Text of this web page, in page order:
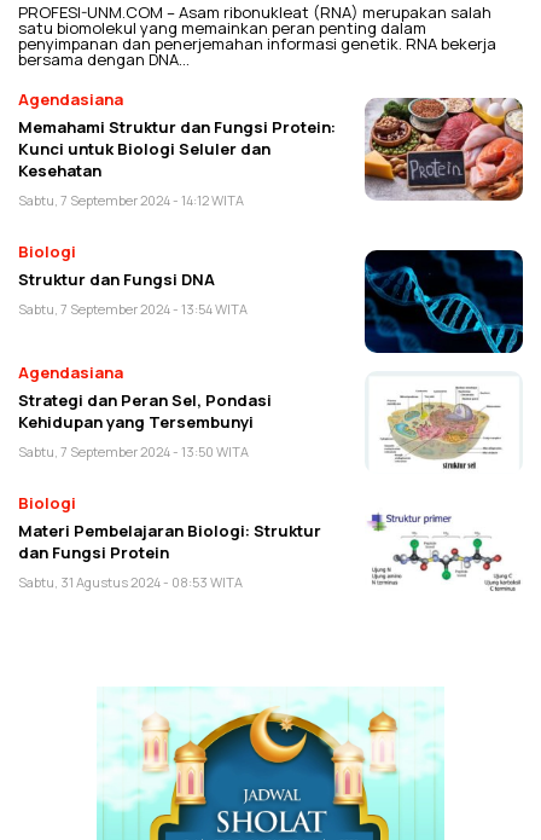
PROFESI-UNM.COM – Asam ribonukleat (RNA) merupakan salah
satu biomolekul yang memainkan peran penting dalam
penyimpanan dan penerjemahan informasi genetik. RNA bekerja
bersama dengan DNA…
Agendasiana
Memahami Struktur dan Fungsi Protein:
Kunci untuk Biologi Seluler dan
Kesehatan
Sabtu, 7 September 2024 - 14:12 WITA
Biologi
Struktur dan Fungsi DNA
Sabtu, 7 September 2024 - 13:54 WITA
Agendasiana
Strategi dan Peran Sel, Pondasi
Kehidupan yang Tersembunyi
Sabtu, 7 September 2024 - 13:50 WITA
Biologi
Materi Pembelajaran Biologi: Struktur
dan Fungsi Protein
Sabtu, 31 Agustus 2024 - 08:53 WITA